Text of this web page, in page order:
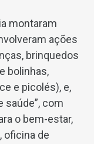
montaram
ações
brinquedos
bolinhas,
e picolés), e,
saúde”, com
o bem-estar,
oficina de